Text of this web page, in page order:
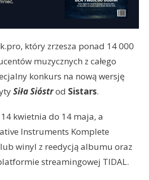
który zrzesza ponad 14 000
muzycznych z całego
konkurs na nową wersję
Siła Sióstrod Sistars.
kwietnia do 14 maja, a
Instruments Komplete
winyl z reedycją albumu oraz
streamingowej TIDAL.